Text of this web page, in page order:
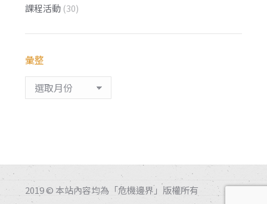
課程活動 (30)
彙整
整
2019 © 本站內容均為「危機邊界」版權所有